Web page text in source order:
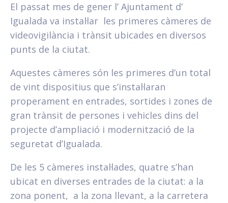
El passat mes de gener l’ Ajuntament d’
Igualada va instal·lar les primeres càmeres de
videovigilància i trànsit ubicades en diversos
punts de la ciutat.
Aquestes càmeres són les primeres d’un total
de vint dispositius que s’instal·laran
properament en entrades, sortides i zones de
gran trànsit de persones i vehicles dins del
projecte d’ampliació i modernització de la
seguretat d’Igualada.
De les 5 càmeres instal·lades, quatre s’han
ubicat en diverses entrades de la ciutat: a la
zona ponent, a la zona llevant, a la carretera